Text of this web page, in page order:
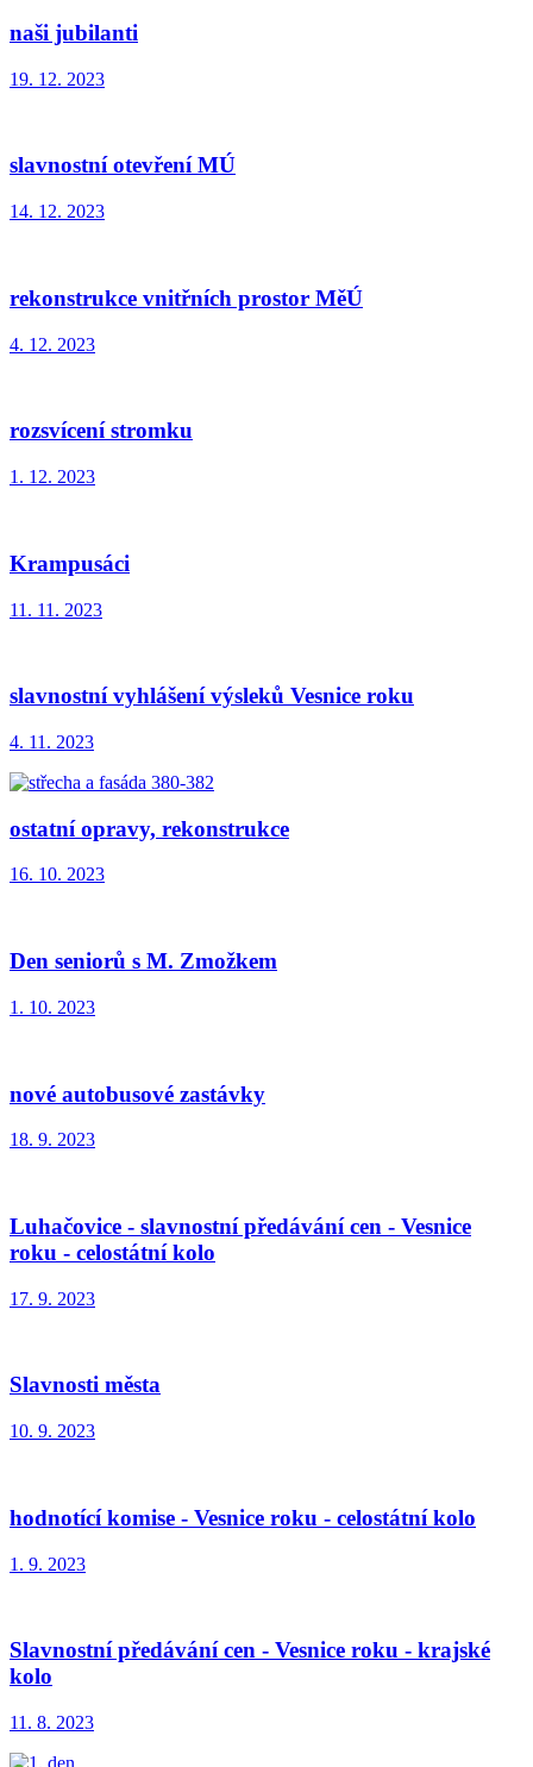
naši jubilanti
19. 12. 2023
slavnostní otevření MÚ
14. 12. 2023
rekonstrukce vnitřních prostor MěÚ
4. 12. 2023
rozsvícení stromku
1. 12. 2023
Krampusáci
11. 11. 2023
slavnostní vyhlášení výsleků Vesnice roku
4. 11. 2023
ostatní opravy, rekonstrukce
16. 10. 2023
Den seniorů s M. Zmožkem
1. 10. 2023
nové autobusové zastávky
18. 9. 2023
Luhačovice - slavnostní předávání cen - Vesnice
roku - celostátní kolo
17. 9. 2023
Slavnosti města
10. 9. 2023
hodnotící komise - Vesnice roku - celostátní kolo
1. 9. 2023
Slavnostní předávání cen - Vesnice roku - krajské
kolo
11. 8. 2023